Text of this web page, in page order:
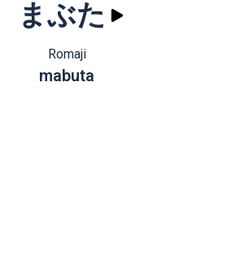
まぶた
Romaji
mabuta